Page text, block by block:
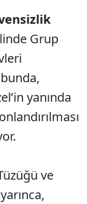
Grup
yanında
ve